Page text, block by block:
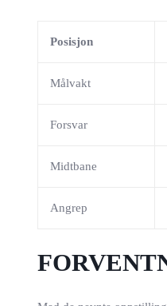
Posisjon
Målvakt
Forsvar
Midtbane
Angrep